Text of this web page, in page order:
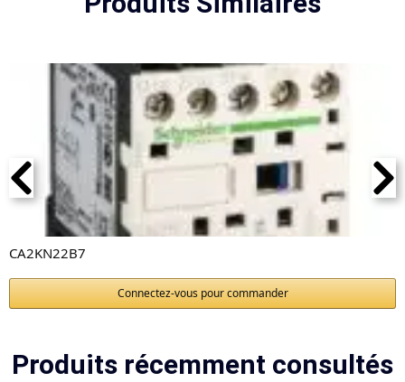
CA2KN22B7
Connectez-vous pour commander
Produits récemment consultés